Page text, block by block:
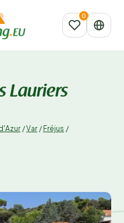
Lauriers
/Var / Fréjus /